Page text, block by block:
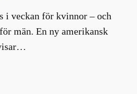
i veckan för kvinnor – och
män. En ny amerikansk